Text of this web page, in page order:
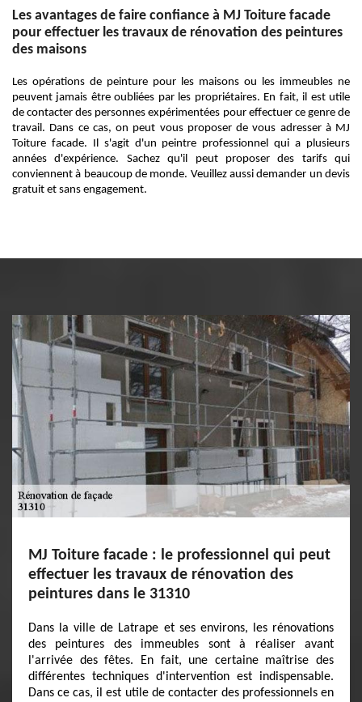
Les avantages de faire confiance à MJ Toiture facade
pour effectuer les travaux de rénovation des peintures
des maisons
Les opérations de peinture pour les maisons ou les immeubles ne
peuvent jamais être oubliées par les propriétaires. En fait, il est utile
de contacter des personnes expérimentées pour effectuer ce genre de
travail. Dans ce cas, on peut vous proposer de vous adresser à MJ
Toiture facade. Il s'agit d'un peintre professionnel qui a plusieurs
années d'expérience. Sachez qu'il peut proposer des tarifs qui
conviennent à beaucoup de monde. Veuillez aussi demander un devis
gratuit et sans engagement.
MJ Toiture facade : le professionnel qui peut
effectuer les travaux de rénovation des
peintures dans le 31310
Dans la ville de Latrape et ses environs, les rénovations
des peintures des immeubles sont à réaliser avant
l'arrivée des fêtes. En fait, une certaine maîtrise des
différentes techniques d'intervention est indispensable.
Dans ce cas, il est utile de contacter des professionnels en